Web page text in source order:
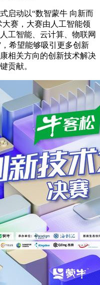
动以“数智蒙牛 向新而
大赛，大赛由人工智能领
工智能、云计算、物联网
希望能够吸引更多创新
相关方向的创新技术解决
贡献。